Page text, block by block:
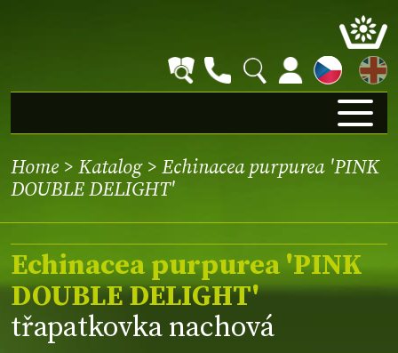
EN
Home > Katalog> Echinacea purpurea 'PINK
DOUBLE DELIGHT'
Echinacea purpurea 'PINK
DOUBLE DELIGHT'
třapatkovka nachová